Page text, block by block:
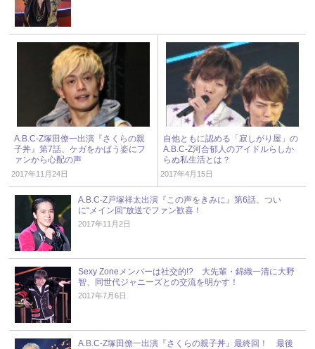
A.B.C-Z塚田僚一出演『さくらの親
子丼』第7話、ケガをかばう姿にフ
ァンから心配の声
2017年11月24日
自他ともに認める「寂しがり屋」の
A.B.C-Z河合郁人のアイドルらしか
らぬ私生活とは？
2017年4月15日
A.B.C-Z戸塚祥太出演『この声をきみに』第6話、つい
に“メイン回”放送でファン歓喜！
2017年11月2日
Sexy Zoneメンバーは社交的!? 大先輩・錦織一清に大野
智、同世代ジャニーズとの交流を明かす！
2017年7月6日
A.B.C-Z塚田僚一出演『さくらの親子丼』最終回！ 最後